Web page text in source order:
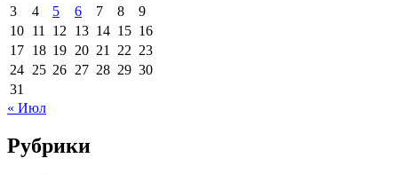
3
4 5 6 7 8
9
10 11 12 13 14 15 16
17 18 19 20 21 22 23
24 25 26 27 28 29 30
31
« Июл
Рубрики